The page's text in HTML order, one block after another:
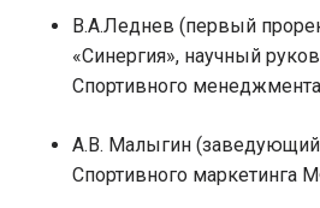
В.А.Леднев (первый
«Синергия», научный
Спортивного
А.В. Малыгин
Спортивного маркетинга